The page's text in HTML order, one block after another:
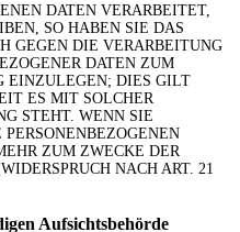
DATEN VERARBEITET,
SO HABEN SIE DAS
GEGEN DIE VERARBEITUNG
DATEN ZUM
EINZULEGEN; DIES GILT
ES MIT SOLCHER
STEHT. WENN SIE
ZUM ZWECKE DER
NACH ART. 21
Aufsichts­behörde